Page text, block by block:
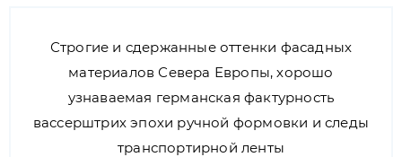
Строгие и сдержанные оттенки фасадных
материалов Севера Европы, хорошо
узнаваемая германская фактурность
вассерштрих эпохи ручной формовки и следы
транспортирной ленты